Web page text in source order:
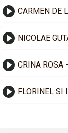
CARMEN DE
NICOLAE
CRINA ROSA